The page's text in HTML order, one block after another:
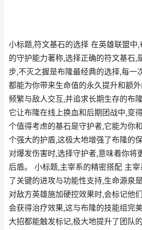
小标题,符文基石的选择 在英雄联盟中
的守护能力著称,选择正确的符文基石,
步,不灭之握是布隆最经典的选择,每一
都能为你带来生命值的永久提升和额
频繁与敌人交互,并追求长期生存的布
它让布隆在线上换血和后期团战中,变
个值得考虑的基石是守护者,它能为你
个强大的护盾,这极大地增强了布隆的
对爆发伤害时,选择守护者,意味着你将
后盾。 小标题,主宰系的精密搭配 主
了关键的进攻与功能性支持,生命源泉
对敌方英雄施加硬控效果时,会标记他
会获得治疗效果,这与布隆的技能组完
大招都能触发标记,极大地提升了团队